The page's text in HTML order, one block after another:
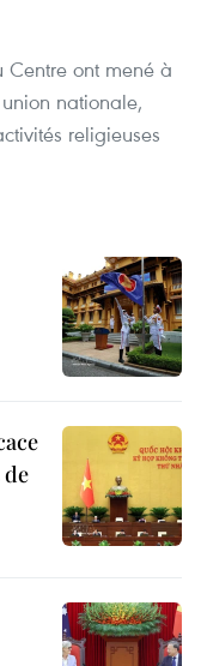
Centre ont mené à
nationale,
religieuses